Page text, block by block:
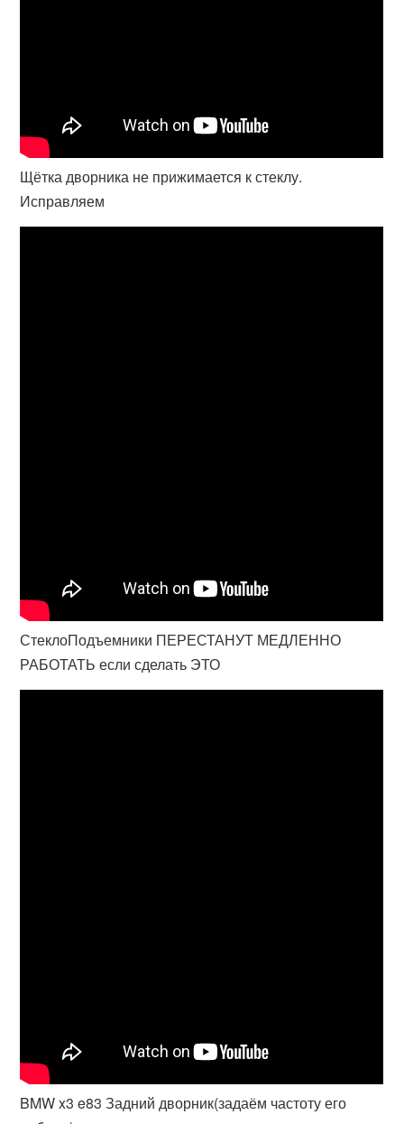
Щётка дворника не прижимается к стеклу.
Исправляем
СтеклоПодъемники ПЕРЕСТАНУТ МЕДЛЕННО
РАБОТАТЬ если сделать ЭТО
BMW x3 e83 Задний дворник(задаём частоту его